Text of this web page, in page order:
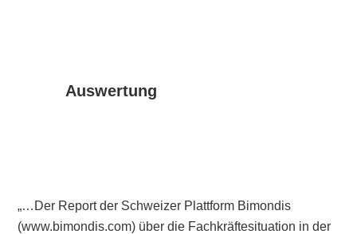
Auswertung
„…Der Report der Schweizer Plattform Bimondis
(www.bimondis.com) über die Fachkräftesituation in der